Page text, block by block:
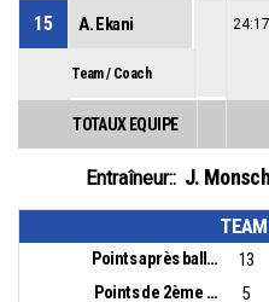
15 A. Ekani 24:17
Team / Coach
TOTAUX EQUIPE
Entraîneur:: J.
Points après balles perdues: 13
Points de 2ème chance:
5